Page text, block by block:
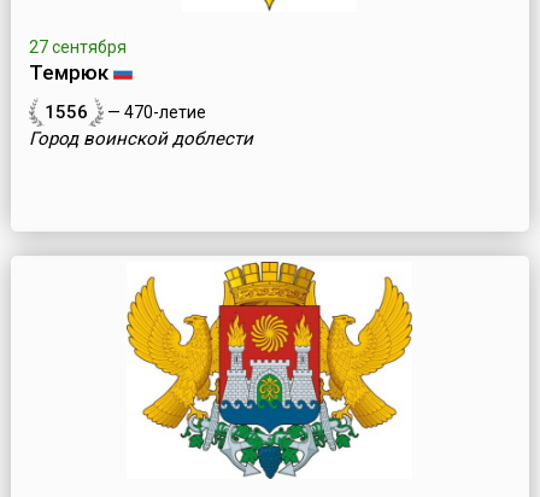
27 сентября
Темрюк
1556 — 470-летие
Город воинской доблести